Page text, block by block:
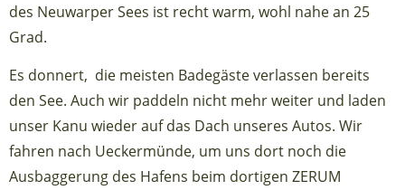
des Neuwarper Sees ist recht warm, wohl nahe an 25
Grad.
Es donnert, die meisten Badegäste verlassen bereits
den See. Auch wir paddeln nicht mehr weiter und laden
unser Kanu wieder auf das Dach unseres Autos. Wir
fahren nach Ueckermünde, um uns dort noch die
Ausbaggerung des Hafens beim dortigen ZERUM